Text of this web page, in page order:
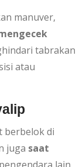
manuver,
tabrakan
atau
berbelok di
juga saat